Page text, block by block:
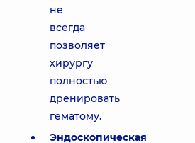
не
всегда
позволяет
хирургу
полностью
дренировать
гематому.
Эндоскопическая